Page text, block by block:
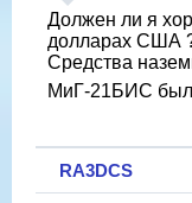
Должен ли я
долларах США
Cредствa
МиГ-21БИС
RA3DCS